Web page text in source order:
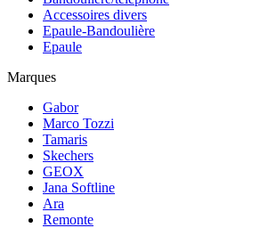
Accessoires divers
Epaule-Bandoulière
Epaule
Marques
Gabor
Marco Tozzi
Tamaris
Skechers
GEOX
Jana Softline
Ara
Remonte